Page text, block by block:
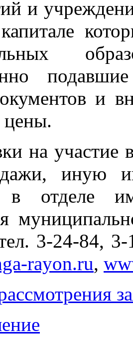
и
и
цены.
на
иную
в отделе
3-24-84,
rayon.ru,